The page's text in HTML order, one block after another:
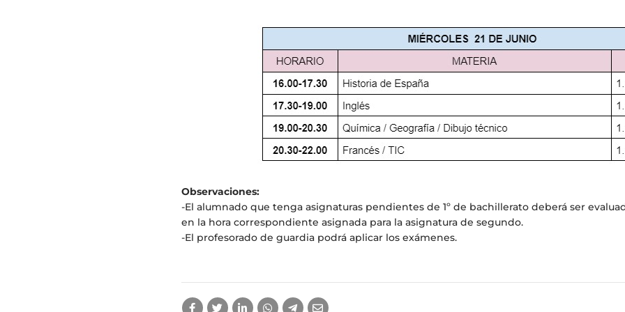
Observaciones:
-El alumnado que tenga asignaturas pendientes de 1º de bachillerato deberá ser
en la hora correspondiente asignada para la asignatura de segundo.
-El profesorado de guardia podrá aplicar los exámenes.